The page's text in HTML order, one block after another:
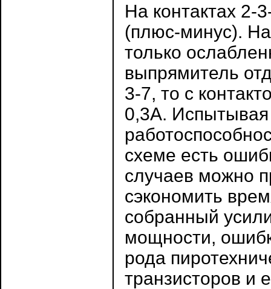
На контактах 2-
(плюс-минус). На
только
выпрямитель
3-7, то с
0,3А. Испытывая
схеме есть
случаев можно
сэкономить
собранный
мощности,
рода
транзисторов и